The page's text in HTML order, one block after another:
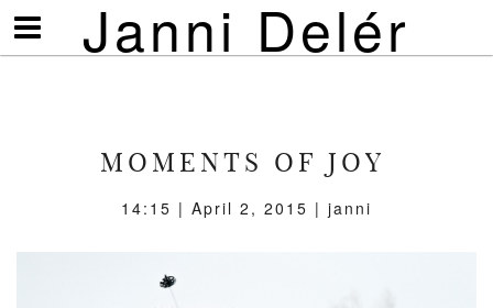
Janni Delér
Visa/göm
meny
MOMENTS OF JOY
14:15 | April 2, 2015 | janni